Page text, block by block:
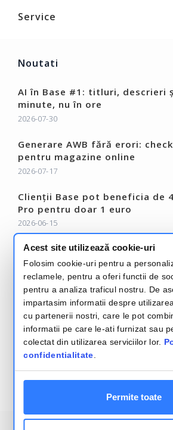
Acest site utilizează cookie-uri
Folosim cookie-uri pentru a
reclamele, pentru a oferi functii de
pentru a analiza traficul nostru. De
impartasim informatii despre
cu partenerii nostri, care le pot
informatii pe care le-ati furnizat sau
colectat din utilizarea serviciilor lor.
confidentialitate
Permite toate
Service
Noutati
AI în Base #1: titluri, descrieri
minute, nu în ore
2026-07-30
Generare AWB fără erori:
pentru magazine online
2026-07-17
Clienții Base pot beneficia de
Pro pentru doar 1 euro
2026-06-15
Base Analytics: Analiză
Rapoarte E-commerce
2025-11-18
Citeşte mai mult – Base Blog
Termeni si conditii
Politica de confidentialitate